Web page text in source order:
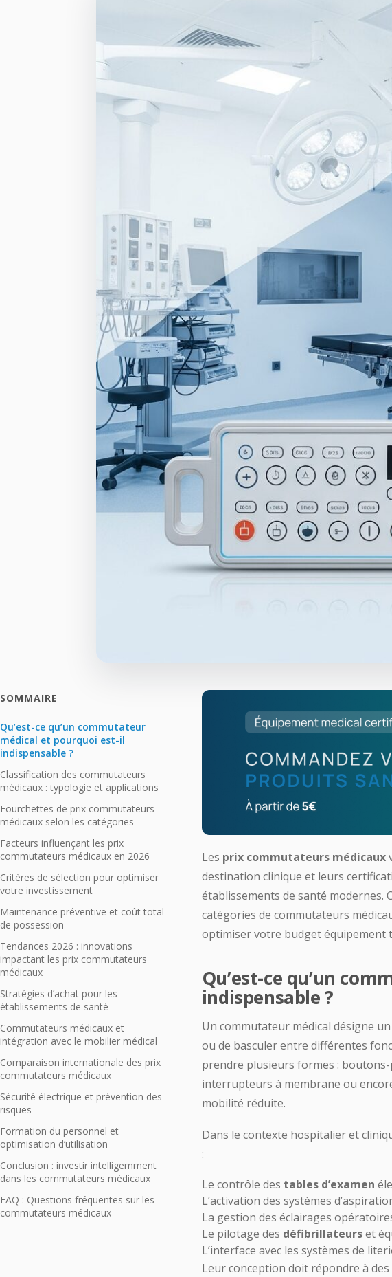
SOMMAIRE
Qu’est-ce qu’un commutateur
médical et pourquoi est-il
indispensable ?
Classification des commutateurs
médicaux : typologie et applications
Fourchettes de prix commutateurs
médicaux selon les catégories
Facteurs influençant les prix
commutateurs médicaux en 2026
Critères de sélection pour optimiser
votre investissement
Maintenance préventive et coût total
de possession
Tendances 2026 : innovations
impactant les prix commutateurs
médicaux
Stratégies d’achat pour les
établissements de santé
Commutateurs médicaux et
intégration avec le mobilier médical
Comparaison internationale des prix
commutateurs médicaux
Sécurité électrique et prévention des
risques
Formation du personnel et
optimisation d’utilisation
Conclusion : investir intelligemment
dans les commutateurs médicaux
FAQ : Questions fréquentes sur les
commutateurs médicaux
Les prix commutateurs médicaux
destination clinique et leurs
établissements de santé modernes.
catégories de commutateurs
optimiser votre budget équipement
Qu’est-ce qu’un
indispensable ?
Un commutateur médical désigne
ou de basculer entre différentes
prendre plusieurs formes :
interrupteurs à membrane ou
mobilité réduite.
Dans le contexte hospitalier et
:
Le contrôle des tables d’examen
L’activation des systèmes
La gestion des éclairages
Le pilotage des défibrillateurset
L’interface avec les systèmes de
Leur conception doit répondre à